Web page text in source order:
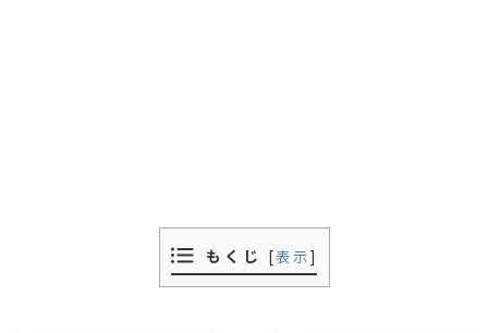
もくじ [表示]